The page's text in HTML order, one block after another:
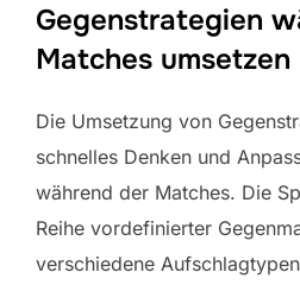
Gegenstrategien
Matches umsetzen
Die Umsetzung von
schnelles Denken und
während der Matches. Die
Reihe vordefinierter
verschiedene